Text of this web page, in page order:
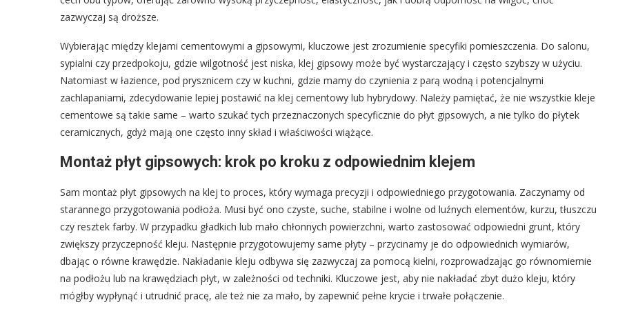
zazwyczaj są droższe.
Wybierając między klejami cementowymi a gipsowymi, kluczowe jest zrozumienie specyfiki pomieszczenia. Do salonu,
sypialni czy przedpokoju, gdzie wilgotność jest niska, klej gipsowy może być wystarczający i często szybszy w użyciu.
Natomiast w łazience, pod prysznicem czy w kuchni, gdzie mamy do czynienia z parą wodną i potencjalnymi
zachlapaniami, zdecydowanie lepiej postawić na klej cementowy lub hybrydowy. Należy pamiętać, że nie wszystkie kleje
cementowe są takie same – warto szukać tych przeznaczonych specyficznie do płyt gipsowych, a nie tylko do płytek
ceramicznych, gdyż mają one często inny skład i właściwości wiążące.
Montaż płyt gipsowych: krok po kroku z odpowiednim klejem
Sam montaż płyt gipsowych na klej to proces, który wymaga precyzji i odpowiedniego przygotowania. Zaczynamy od
starannego przygotowania podłoża. Musi być ono czyste, suche, stabilne i wolne od luźnych elementów, kurzu, tłuszczu
czy resztek farby. W przypadku gładkich lub mało chłonnych powierzchni, warto zastosować odpowiedni grunt, który
zwiększy przyczepność kleju. Następnie przygotowujemy same płyty – przycinamy je do odpowiednich wymiarów,
dbając o równe krawędzie. Nakładanie kleju odbywa się zazwyczaj za pomocą kielni, rozprowadzając go równomiernie
na podłożu lub na krawędziach płyt, w zależności od techniki. Kluczowe jest, aby nie nakładać zbyt dużo kleju, który
mógłby wypłynąć i utrudnić pracę, ale też nie za mało, by zapewnić pełne krycie i trwałe połączenie.